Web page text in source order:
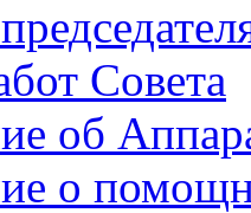
Совета
об
о